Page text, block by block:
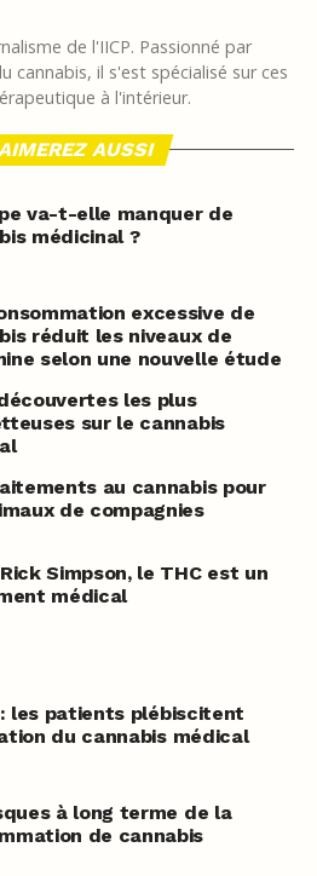
de l'IICP. Passionné par
cannabis, il s'est spécialisé sur ces
à l'intérieur.
AUSSI
va-t-elle manquer de
médicinal ?
excessive de
réduit les niveaux de
selon une nouvelle étude
les plus
sur le cannabis
au cannabis pour
de compagnies
Simpson, le THC est un
médical
les patients plébiscitent
du cannabis médical
à long terme de la
de cannabis